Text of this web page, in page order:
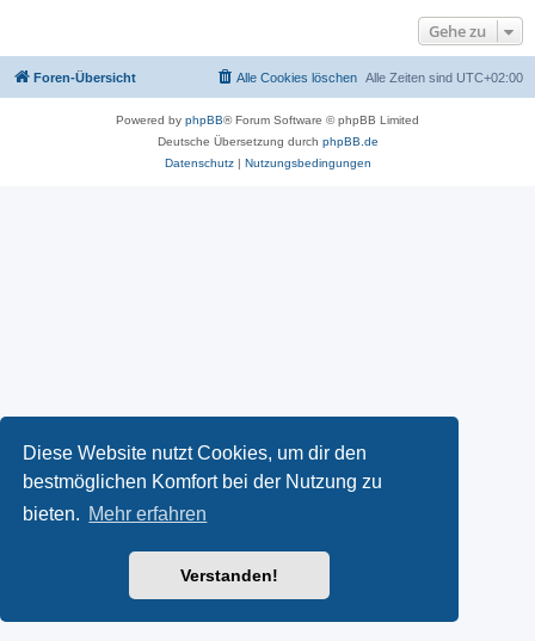
Diese Website nutzt Cookies, um dir den
bestmöglichen Komfort bei der Nutzung zu
bieten. Mehr erfahren
Verstanden!
Gehe zu
Foren-Übersicht Alle Zeiten sind UTC+02:00
Alle Cookies löschen
Powered by phpBB® Forum Software © phpBB Limited
Deutsche Übersetzung durch phpBB.de
Datenschutz| Nutzungsbedingungen